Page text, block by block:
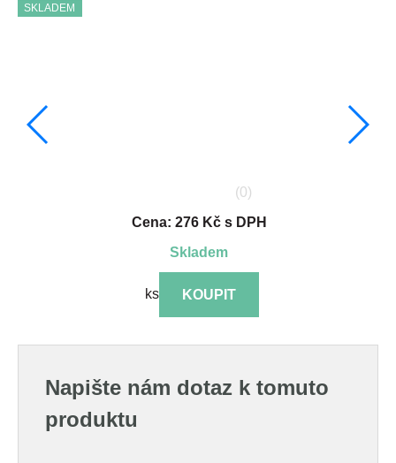
SKLADEM
(0)
Cena: 276 Kč s DPH
skladem
ks KOUPIT
Napište nám dotaz k tomuto
produktu